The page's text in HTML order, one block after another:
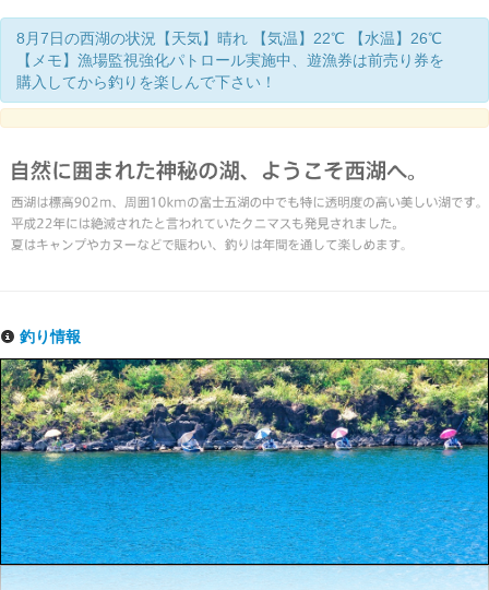
Home
釣り情報
マナーとお願い
クニマス展示館
漁協からのお知らせ
お問い合わせ
8月7日の西湖の状況【天気】晴れ 【気温】22℃ 【水温】26℃
【メモ】漁場監視強化パトロール実施中、遊漁券は前売り券を
購入してから釣りを楽しんで下さい！
釣り情報